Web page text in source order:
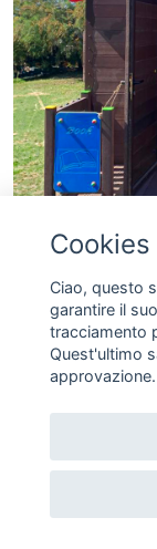
Biblioteca
Il 12 ottobre
SEGUICI SUI
Copyright
Cookies
Ciao, questo
garantire il
tracciamento
Quest'ultimo
approvazione.